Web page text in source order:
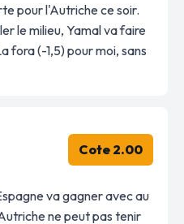
pour l'Autriche ce soir.
le milieu, Yamal va faire
fora (-1,5) pour moi, sans
Cote 2.00
va gagner avec au
ne peut pas tenir